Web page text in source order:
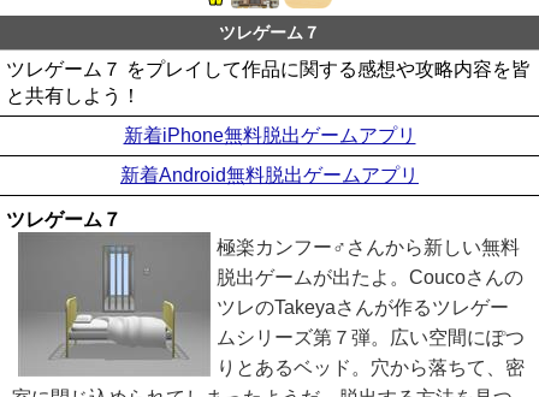
ツレゲーム７
ツレゲーム７ をプレイして作品に関する感想や攻略内容を皆
と共有しよう！
新着iPhone無料脱出ゲームアプリ
新着Android無料脱出ゲームアプリ
ツレゲーム７
極楽カンフー♂さんから新しい無料
脱出ゲームが出たよ。Coucoさんの
ツレのTakeyaさんが作るツレゲー
ムシリーズ第７弾。広い空間にぽつ
りとあるベッド。穴から落ちて、密